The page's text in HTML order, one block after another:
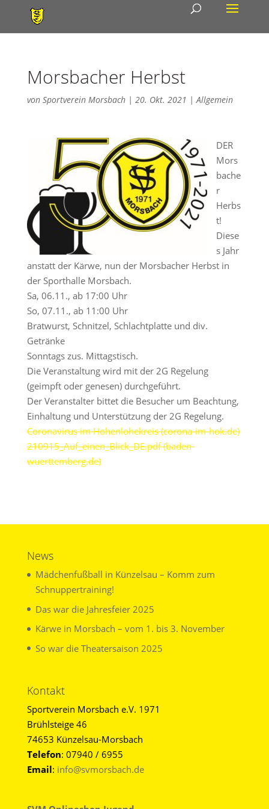
Morsbacher Herbst
von Sportverein Morsbach| 20. Okt. 2021 |Allgemein
DER
Mors
bache
r
Herbs
t!
Diese
s Jahr
anstatt der Kärwe, nun der Morsbacher Herbst in
der Sporthalle Morsbach.
Sa, 06.11., ab 17:00 Uhr
So, 07.11., ab 11:00 Uhr
Bratwurst, Schnitzel, Schlachtplatte und div.
Getränke
Sonntags zus. Mittagstisch.
Die Veranstaltung wird mit der 2G Regelung
(geimpft oder genesen) durchgeführt.
Der Veranstalter bittet die Besucher um Beachtung,
Einhaltung und Unterstützung der 2G Regelung.
Coronavirus im Hohenlohekreis (corona-im-hok.de)
210915_Auf_einen_Blick_DE.pdf (baden-
wuerttemberg.de)
News
Mädchenfußball in Künzelsau – Komm zum
Schnuppertraining!
Das war die Jahresfeier 2025
Kärwe in Morsbach – vom 1. bis 3. November
So war die Theatersaison 2025
Kontakt
Sportverein Morsbach e.V. 1971
Brühlsteige 46
74653 Künzelsau-Morsbach
Telefon: 07940 / 6955
Email: info@svmorsbach.de